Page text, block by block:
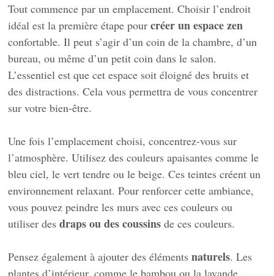
Tout commence par un emplacement. Choisir l’endroit
idéal est la première étape pourcréer un espace zen
confortable. Il peut s’agir d’un coin de la chambre, d’un
bureau, ou même d’un petit coin dans le salon.
L’essentiel est que cet espace soit éloigné des bruits et
des distractions. Cela vous permettra de vous concentrer
sur votre bien-être.
Une fois l’emplacement choisi, concentrez-vous sur
l’atmosphère. Utilisez des couleurs apaisantes comme le
bleu ciel, le vert tendre ou le beige. Ces teintes créent un
environnement relaxant. Pour renforcer cette ambiance,
vous pouvez peindre les murs avec ces couleurs ou
utiliser desdraps ou des coussins de ces couleurs.
Pensez également à ajouter des élémentsnaturels. Les
plantes d’intérieur, comme le bambou ou la lavande,